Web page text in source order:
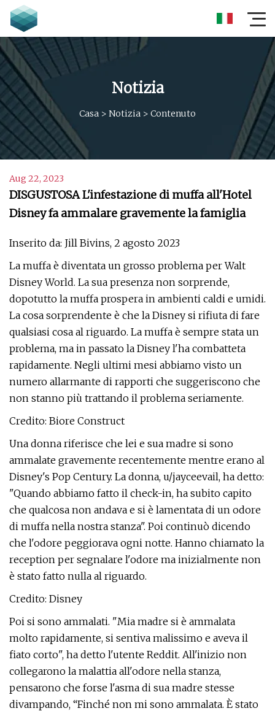
Notizia
Casa > Notizia > Contenuto
Aug 22, 2023
DISGUSTOSA L'infestazione di muffa all'Hotel
Disney fa ammalare gravemente la famiglia
Inserito da: Jill Bivins, 2 agosto 2023
La muffa è diventata un grosso problema per Walt
Disney World. La sua presenza non sorprende,
dopotutto la muffa prospera in ambienti caldi e umidi.
La cosa sorprendente è che la Disney si rifiuta di fare
qualsiasi cosa al riguardo. La muffa è sempre stata un
problema, ma in passato la Disney l'ha combatteta
rapidamente. Negli ultimi mesi abbiamo visto un
numero allarmante di rapporti che suggeriscono che
non stanno più trattando il problema seriamente.
Credito: Biore Construct
Una donna riferisce che lei e sua madre si sono
ammalate gravemente recentemente mentre erano al
Disney's Pop Century. La donna, u/jayceevail, ha detto:
"Quando abbiamo fatto il check-in, ha subito capito
che qualcosa non andava e si è lamentata di un odore
di muffa nella nostra stanza". Poi continuò dicendo
che l'odore peggiorava ogni notte. Hanno chiamato la
reception per segnalare l'odore ma inizialmente non
è stato fatto nulla al riguardo.
Credito: Disney
Poi si sono ammalati. "Mia madre si è ammalata
molto rapidamente, si sentiva malissimo e aveva il
fiato corto", ha detto l'utente Reddit. All'inizio non
collegarono la malattia all'odore nella stanza,
pensarono che forse l'asma di sua madre stesse
divampando, “Finché non mi sono ammalata. È stato